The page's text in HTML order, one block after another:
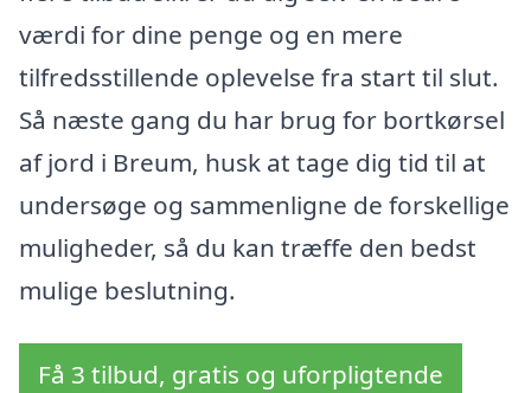
værdi for dine penge og en mere
tilfredsstillende oplevelse fra start til slut.
Så næste gang du har brug for bortkørsel
af jord i Breum, husk at tage dig tid til at
undersøge og sammenligne de forskellige
muligheder, så du kan træffe den bedst
mulige beslutning.
Få 3 tilbud, gratis og uforpligtende